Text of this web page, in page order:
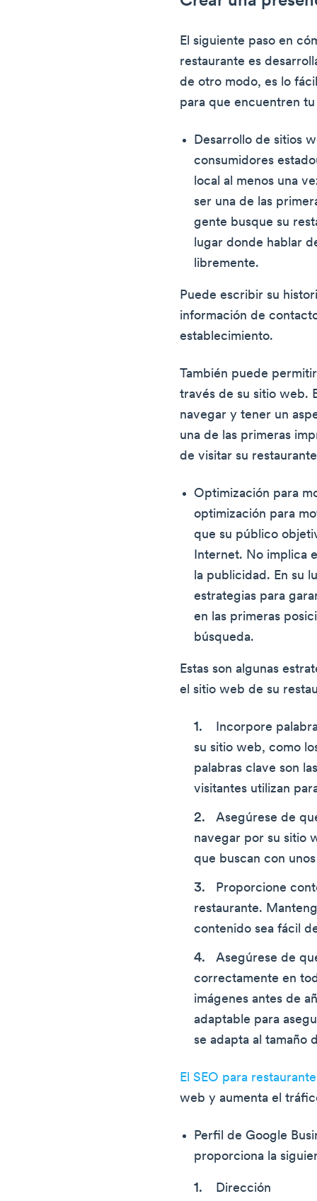
El siguiente paso en
restaurante es
de otro modo, es lo
para que encuentren
Desarrollo de sitios
consumidores
local al menos una
ser una de las
gente busque su
lugar donde hablar
libremente.
Puede escribir su
información de
establecimiento.
También puede
través de su sitio web.
navegar y tener un
una de las primeras
de visitar su
Optimización para
optimización para
que su público
Internet. No implica
la publicidad. En su
estrategias para
en las primeras
búsqueda.
Estas son algunas
el sitio web de su
Incorpore
su sitio web, como
palabras clave son
visitantes utilizan
Asegúrese de
navegar por su sitio
que buscan con
Proporcione
restaurante.
contenido sea fácil
Asegúrese de
correctamente en
imágenes antes de
adaptable para
se adapta al tamaño
El SEO para
web y aumenta el
Perfil de Google
proporciona la
Dirección